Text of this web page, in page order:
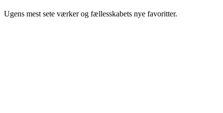
Ugens mest sete værker og fællesskabets nye favoritter.